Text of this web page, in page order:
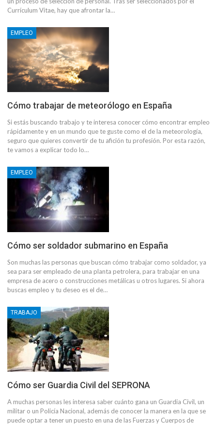
Currículum Vitae, hay que afrontar la…
EMPLEO
Cómo trabajar de meteorólogo en España
Si estás buscando trabajo y te interesa conocer cómo encontrar empleo
rápidamente y en un mundo que te guste como el de la meteorología,
seguro que quieres convertir de tu afición tu profesión. Por esta razón,
te vamos a explicar todo lo…
EMPLEO
Cómo ser soldador submarino en España
Son muchas las personas que buscan cómo trabajar como soldador, ya
sea para ser empleado de una planta petrolera, para trabajar en una
empresa de acero o construcciones metálicas u otros lugares. Si ahora
buscas empleo y tu deseo es el de…
TRABAJO
Cómo ser Guardia Civil del SEPRONA
A muchas personas les interesa saber cuánto gana un Guardia Civil, un
militar o un Policía Nacional, además de conocer la manera en la que se
puede optar a tener un puesto en una de las Fuerzas y Cuerpos de